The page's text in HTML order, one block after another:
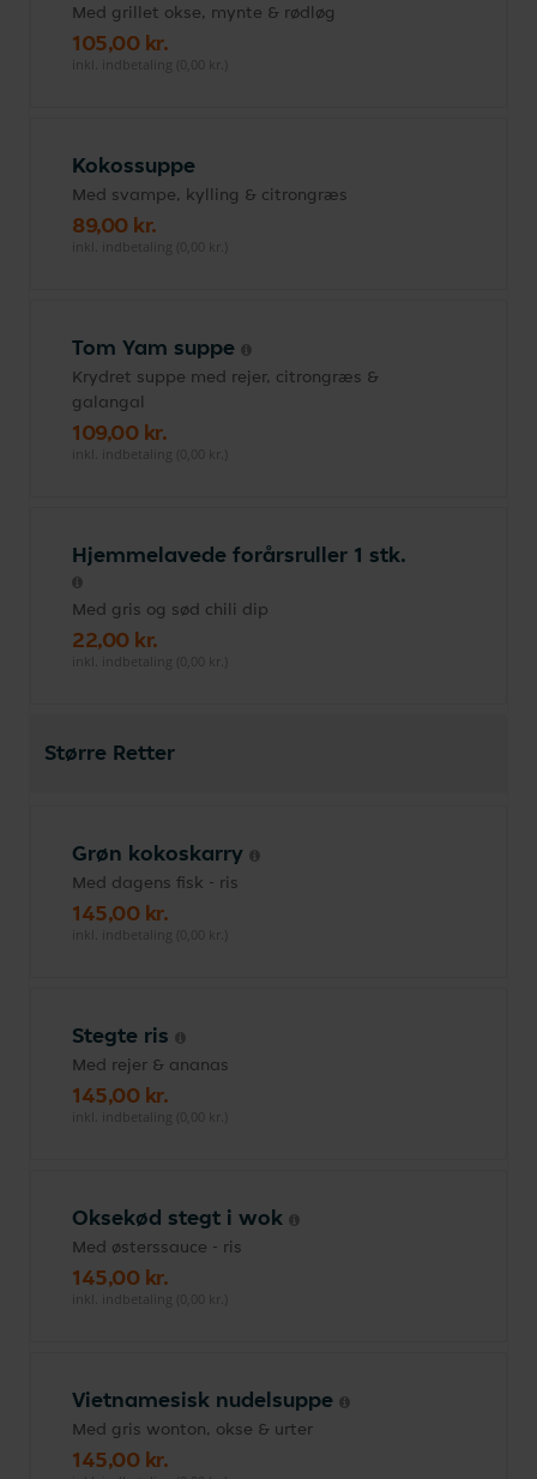
Med grillet okse, mynte & rødløg
105,00 kr.
inkl. indbetaling (0,00 kr.)
Kokossuppe
Med svampe, kylling & citrongræs
89,00 kr.
inkl. indbetaling (0,00 kr.)
Tom Yam suppe
Krydret suppe med rejer, citrongræs &
galangal
109,00 kr.
inkl. indbetaling (0,00 kr.)
Hjemmelavede forårsruller 1 stk.
Med gris og sød chili dip
22,00 kr.
inkl. indbetaling (0,00 kr.)
Større Retter
Grøn kokoskarry
Med dagens fisk - ris
145,00 kr.
inkl. indbetaling (0,00 kr.)
Stegte ris
Med rejer & ananas
145,00 kr.
inkl. indbetaling (0,00 kr.)
Oksekød stegt i wok
Med østerssauce - ris
145,00 kr.
inkl. indbetaling (0,00 kr.)
Vietnamesisk nudelsuppe
Med gris wonton, okse & urter
145,00 kr.